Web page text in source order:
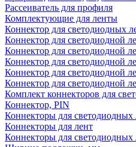
Рассеиватель для профиля
Комплектующие для ленты
Коннектор для светодиодных
Коннектор для светодиодной
Коннектор для светодиодной
Коннектор для светодиодной
Коннектор для светодиодной
Коннектор для светодиодной
Комплект коннекторов для
Коннектор, PIN
Коннекторы для
Коннекторы для лент
Коннекторы для светодиодных